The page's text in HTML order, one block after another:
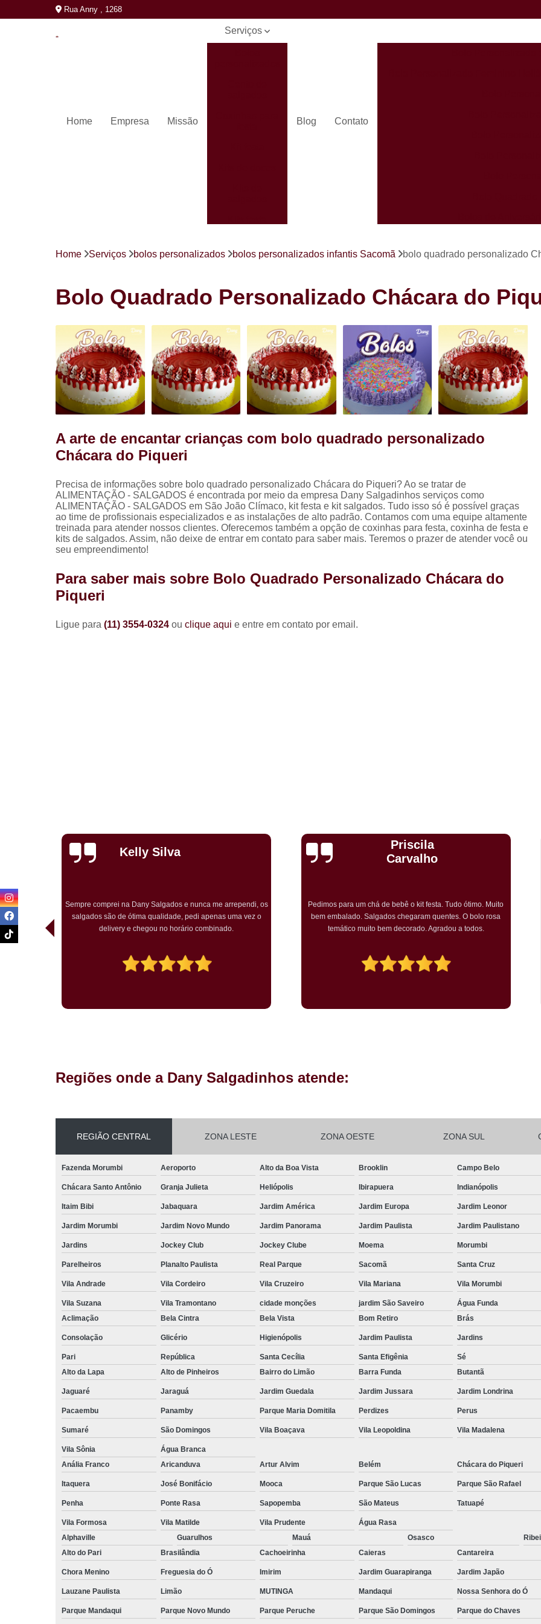
Rua Anny , 1268
Home Empresa Missão
Serviços
Mini pastéis
Salgados para
Blog Contato
Bolos
Cento de
Cento de
Cento de Salgado São João
Cento de
Cento de
Cento do Salgado para
Coxinha de Festa com
Coxinha de Frango para
Coxinha Festa Assada
Coxinha Frango de Festa
Coxinha para Festa de
Kit
Kit Festa de
Kit Festa de
Kit Festa de Aniversário
Kit Completo de Festa Pq Bristol
Kit Completo Festa Sacomã
Kit Festa
Kit Festa Infantil Completo
Mini Pastel de Festa Heliópolis
Salgadinhos de
Salgadinhos Festa Infantil Sacomã
Salgadinhos
Salgadinhos para
Salgadinhos
Salgadinhos
Salgadinhos Vegetarianos
Salgado para Festa
Salgado para Festa de
Salgado para Festa de
Salgado para Festa em
Salgado para Festa Frito
Home Serviços bolos personalizados bolos personalizados infantis Sacomã bolo quadrado personalizado
Bolo Quadrado Personalizado Chácara do
A arte de encantar crianças com bolo quadrado personalizado
Chácara do Piqueri
Precisa de informações sobre bolo quadrado personalizado Chácara do Piqueri? Ao se tratar de
ALIMENTAÇÃO - SALGADOS é encontrada por meio da empresa Dany Salgadinhos serviços como
ALIMENTAÇÃO - SALGADOS em São João Clímaco, kit festa e kit salgados. Tudo isso só é possível graças
ao time de profissionais especializados e as instalações de alto padrão. Contamos com uma equipe altamente
treinada para atender nossos clientes. Oferecemos também a opção de coxinhas para festa, coxinha de festa e
kits de salgados. Assim, não deixe de entrar em contato para saber mais. Teremos o prazer de atender você ou
seu empreendimento!
Para saber mais sobre Bolo Quadrado Personalizado Chácara do
Piqueri
Ligue para (11) 3554-0324 ou clique aqui e entre em contato por email.
os
o
Priscila
Carvalho
Pedimos para um chá de bebê o kit festa. Tudo ótimo. Muito
bem embalado. Salgados chegaram quentes. O bolo rosa
temático muito bem decorado. Agradou a todos.
Cristiane Dramali de
Oliveira
encomendei para o aniversário da minha mãe! Todos os
convidados gostaram muito! O preço também foi excelente e
tornarei a encomendar!
Regiões onde a Dany Salgadinhos atende:
REGIÃO CENTRAL ZONA LESTE ZONA OESTE ZONA SUL
Fazenda Morumbi Aeroporto Alto da Boa Vista Brooklin Campo Belo
Chácara Santo Antônio Granja Julieta Heliópolis Ibirapuera Indianópolis
Itaim Bibi Jabaquara Jardim América Jardim Europa Jardim Leonor
Jardim Morumbi Jardim Novo Mundo Jardim Panorama Jardim Paulista Jardim Paulistano
Jardins Jockey Club Jockey Clube Moema Morumbi
Parelheiros Planalto Paulista Real Parque Sacomã Santa Cruz
Vila Andrade Vila Cordeiro Vila Cruzeiro Vila Mariana Vila Morumbi
Vila Suzana Vila Tramontano cidade monções jardim São Saveiro
Água Funda
Aclimação
Bela Cintra Bela Vista Bom Retiro Brás
Consolação Glicério Higienópolis Jardim Paulista Jardins
Pari República Santa Cecília Santa Efigênia Sé
Alto da Lapa
Alto de Pinheiros Bairro do Limão Barra Funda Butantã
Jaguaré Jaraguá Jardim Guedala Jardim Jussara Jardim Londrina
Pacaembu Panamby Parque Maria Domitila Perdizes Perus
Sumaré São Domingos Vila Boaçava Vila Leopoldina Vila Madalena
Vila Sônia
Água Branca
Anália Franco
Aricanduva Artur Alvim Belém Chácara do Piqueri
Itaquera José Bonifácio Mooca Parque São Lucas Parque São Rafael
Penha Ponte Rasa Sapopemba São Mateus Tatuapé
Vila Formosa Vila Matilde Vila Prudente
Água Rasa
Alphaville
Guarulhos Mauá Osasco
Alto do Pari
Brasilândia Cachoeirinha Caieras Cantareira
Chora Menino Freguesia do Ó Imirim Jardim Guarapiranga Jardim Japão
Lauzane Paulista Limão MUTINGA Mandaqui Nossa Senhora do Ó
Parque Mandaqui Parque Novo Mundo Parque Peruche Parque São Domingos Parque do Chaves